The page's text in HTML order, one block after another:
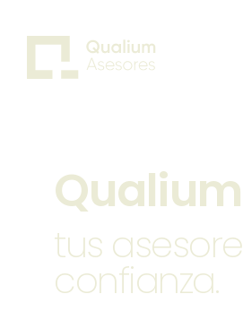
Qualium
tus asesore
confianza.